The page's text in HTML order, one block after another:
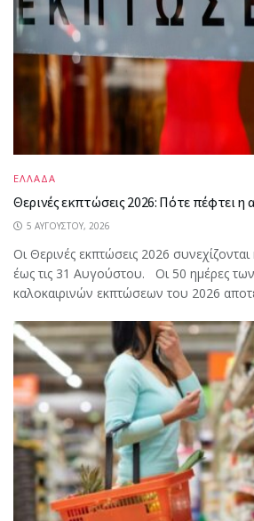
ΕΛΛΑΔΑ
Θερινές εκπτώσεις 2026: Πότε πέφτει η
5 ΑΥΓΟΎΣΤΟΥ, 2026
Οι Θερινές εκπτώσεις 2026
έως τις 31 Αυγούστου. Οι 50 ημέρες των
καλοκαιρινών εκπτώσεων του 2026